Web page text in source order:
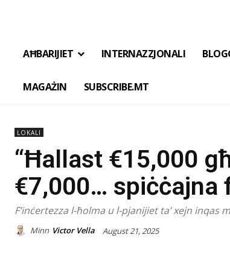
AĦBARIJIET INTERNAZZJONALI
MAGAŻIN SUBSCRIBE.MT
LOKALI
“Ħallast €15,000
€7,000… spiċċajna
F’inċertezza l-ħolma u l-pjanijiet ta’ xejn
Minn Victor Vella August 21, 2025